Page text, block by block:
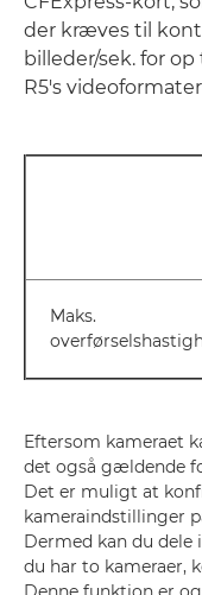
der kræves til
billeder/sek. for op
R5's
Maks.
Eftersom kameraet
det også gældende
Det er muligt at
kameraindstillinger
Dermed kan du dele
du har to kameraer,